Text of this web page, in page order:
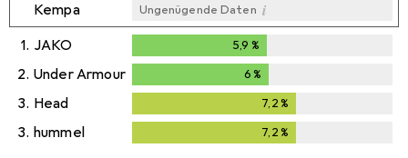
Kempa Ungenügende Daten i
1. JAKO 5,9 %
2. Under Armour 6 %
3. Head 7,2 %
3. hummel 7,2 %